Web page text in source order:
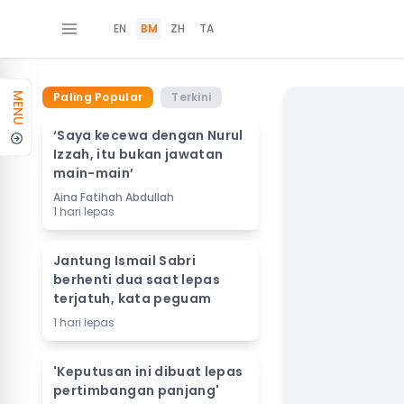
EN BM ZH TA
MENU Paling Popular Terkini
‘Saya kecewa dengan Nurul
Izzah, itu bukan jawatan
main-main’
Aina Fatihah Abdullah
1 hari lepas
Jantung Ismail Sabri
berhenti dua saat lepas
terjatuh, kata peguam
1 hari lepas
'Keputusan ini dibuat lepas
pertimbangan panjang'